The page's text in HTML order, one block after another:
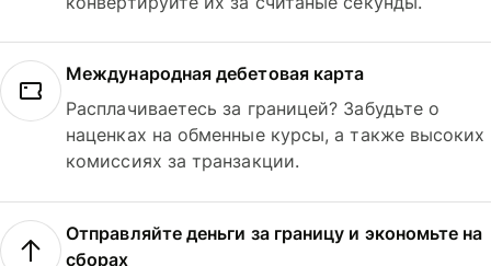
Международная дебетовая карта
Расплачиваетесь за границей? Забудьте о
наценках на обменные курсы, а также высоких
комиссиях за транзакции.
Отправляйте деньги за границу и экономьте на
сборах